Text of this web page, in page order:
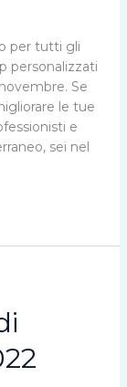
per tutti gli
personalizzati
Se
le tue
e
sei nel